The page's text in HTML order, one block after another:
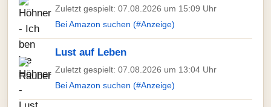
Zuletzt gespielt: 07.08.2026 um 15:09 Uhr
Bei Amazon suchen (#Anzeige)
Lust auf Leben
Zuletzt gespielt: 07.08.2026 um 13:04 Uhr
Bei Amazon suchen (#Anzeige)